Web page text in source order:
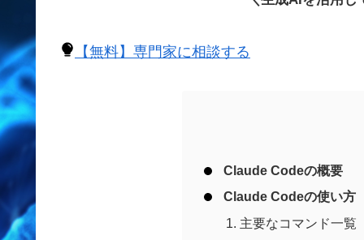
【無料】専門家に相談する
Claude Codeの概要
Claude Codeの使い方
主要なコマンド一覧